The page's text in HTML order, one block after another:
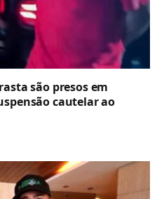
são presos em
cautelar ao